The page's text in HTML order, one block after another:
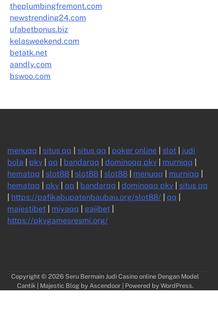
theplumbingfremont.com
newstrending24.com
ufabetbonus.biz
kelasweekend.com
betatk.net
aandly.com
bswoo.com
menuqq situs qq situs qq poker online slot
judi
bola
pkv qq bandarqq dominoqq pkv murniqq
hematqq
slot88 slot88 slot88 menuqq murniqq
hematqq
pkv qq bandarqq dominoqq pkv
situs qq
https://pafikabupatenbaubau.org/slot88/ qq
majestibet
miyaqq gajibet
https://pkvgamesresmi.org/
Copyright © 2026 Seru Bermain Judi Casino online Dengan Model
Cantik| Majestic Blog by Ascendoor| Powered by WordPress.